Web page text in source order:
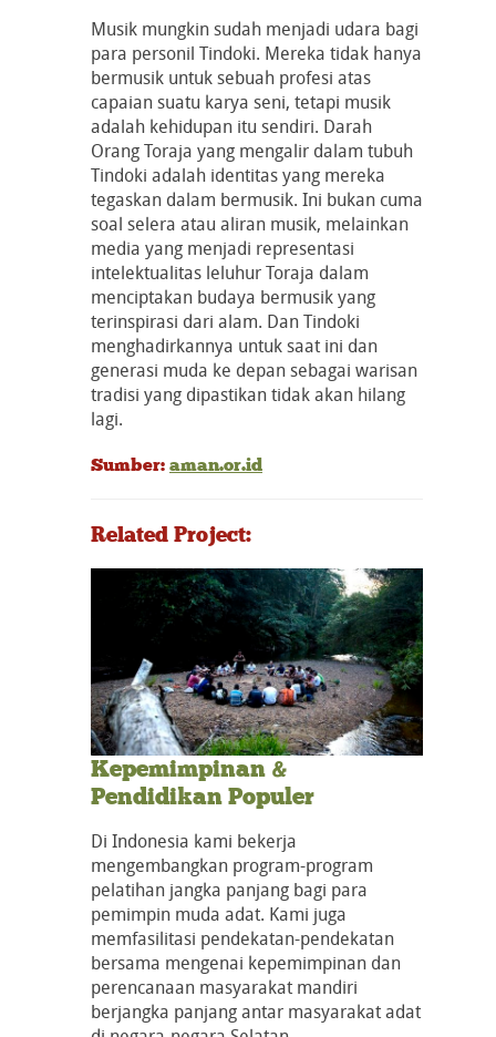
Musik mungkin sudah menjadi udara bagi
para personil Tindoki. Mereka tidak hanya
bermusik untuk sebuah profesi atas
capaian suatu karya seni, tetapi musik
adalah kehidupan itu sendiri. Darah
Orang Toraja yang mengalir dalam tubuh
Tindoki adalah identitas yang mereka
tegaskan dalam bermusik. Ini bukan cuma
soal selera atau aliran musik, melainkan
media yang menjadi representasi
intelektualitas leluhur Toraja dalam
menciptakan budaya bermusik yang
terinspirasi dari alam. Dan Tindoki
menghadirkannya untuk saat ini dan
generasi muda ke depan sebagai warisan
tradisi yang dipastikan tidak akan hilang
lagi.
Sumber: aman.or.id
Related Project:
Kepemimpinan &
Pendidikan Populer
Di Indonesia kami bekerja
mengembangkan program-program
pelatihan jangka panjang bagi para
pemimpin muda adat. Kami juga
memfasilitasi pendekatan-pendekatan
bersama mengenai kepemimpinan dan
perencanaan masyarakat mandiri
berjangka panjang antar masyarakat adat